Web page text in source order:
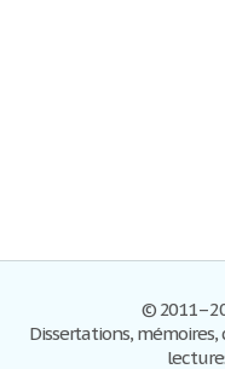
©
Dissertations,